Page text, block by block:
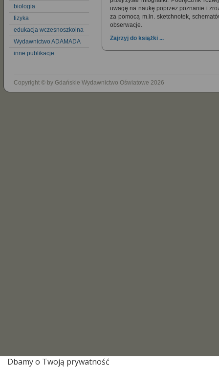
biologia
fizyka
edukacja wczesnoszkolna
Wydawnictwo ADAMADA
inne publikacje
uwagę na naukę poprzez poznanie i
za pomocą m.in. sketchnotek,
obserwacje.
Zajrzyj do książki ...
Copyright © by Gdańskie Wydawnictwo Oświatowe 2026
Dbamy o Twoją prywatność